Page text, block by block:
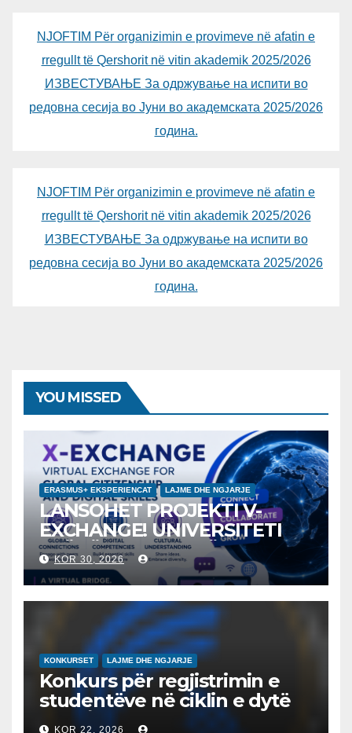
NJOFTIM Për organizimin e provimeve në afatin e
rregullt të Qershorit në vitin akademik 2025/2026
ИЗВЕСТУВАЊЕ За одржување на испити во
редовна сесија во Јуни во академската 2025/2026
година.
NJOFTIM Për organizimin e provimeve në afatin e
rregullt të Qershorit në vitin akademik 2025/2026
ИЗВЕСТУВАЊЕ За одржување на испити во
редовна сесија во Јуни во академската 2025/2026
година.
YOU MISSED
ERASMUS+ EKSPERIENCAT LAJME DHE NGJARJE
LANSOHET PROJEKTI V-
EXCHANGE! UNIVERSITETI
“NËNË TEREZA” NË SHKUP
UDHËHEQ NISMËN
NDËRKOMBËTARE PËR
EDUKIMIN DIGJITAL DHE
QYTETARINË GLOBALE
KOR 30, 2026
KONKURSET LAJME DHE NGJARJE
Konkurs për regjistrimin e
studentëve në ciklin e dytë
2026/2027 – Конкурс за
KOR 22, 2026